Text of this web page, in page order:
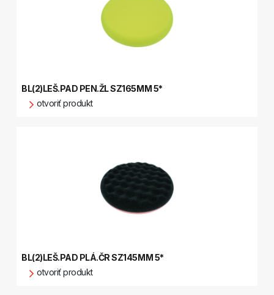
BL(2)LEŠ.PAD PEN.ŽL SZ165MM 5*
otvoriť produkt
BL(2)LEŠ.PAD PLÁ.ČR SZ145MM 5*
otvoriť produkt